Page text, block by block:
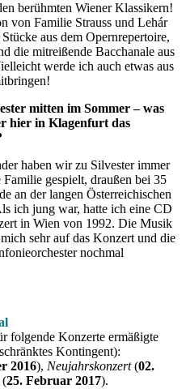
berühmten Wiener Klassikern!
von Familie Strauss und Lehár
aus dem Opernrepertoire,
die mitreißende Bacchanale aus
werde ich auch etwas aus
mitten im Sommer – was
hier in Klagenfurt das
haben wir zu Silvester immer
gespielt, draußen bei 35
an der langen Österreichischen
ich jung war, hatte ich eine CD
in Wien von 1992. Die Musik
sehr auf das Konzert und die
nochmal
folgende Konzerte ermäßigte
Kontingent):
2016), Neujahrskonzert(02.
(25. Februar 2017).